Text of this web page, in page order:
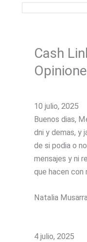
Cash
10 julio, 2025
Buenos dias,
dni y demas, y
de si podia o
mensajes y ni
que hacen con
Natalia
4 julio, 2025